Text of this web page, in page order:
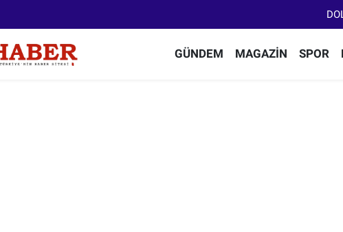
GÜNDEM MAGAZİN SPOR